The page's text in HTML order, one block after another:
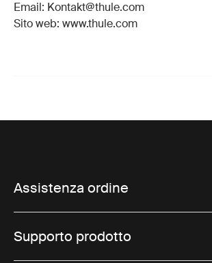
Email: Kontakt@thule.com
Sito web: www.thule.com
Assistenza ordine
Supporto prodotto